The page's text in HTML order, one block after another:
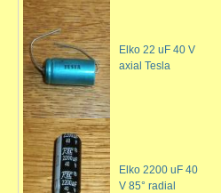
Elko 22 uF 40 V
axial Tesla
Elko 2200 uF 40
V 85° radial